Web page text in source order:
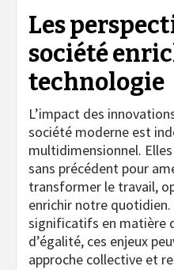
Les
société
technologie
L’impact des
société moderne est
multidimensionnel.
sans précédent pour
transformer le travail,
enrichir notre
significatifs en matière
d’égalité, ces enjeux
approche collective et